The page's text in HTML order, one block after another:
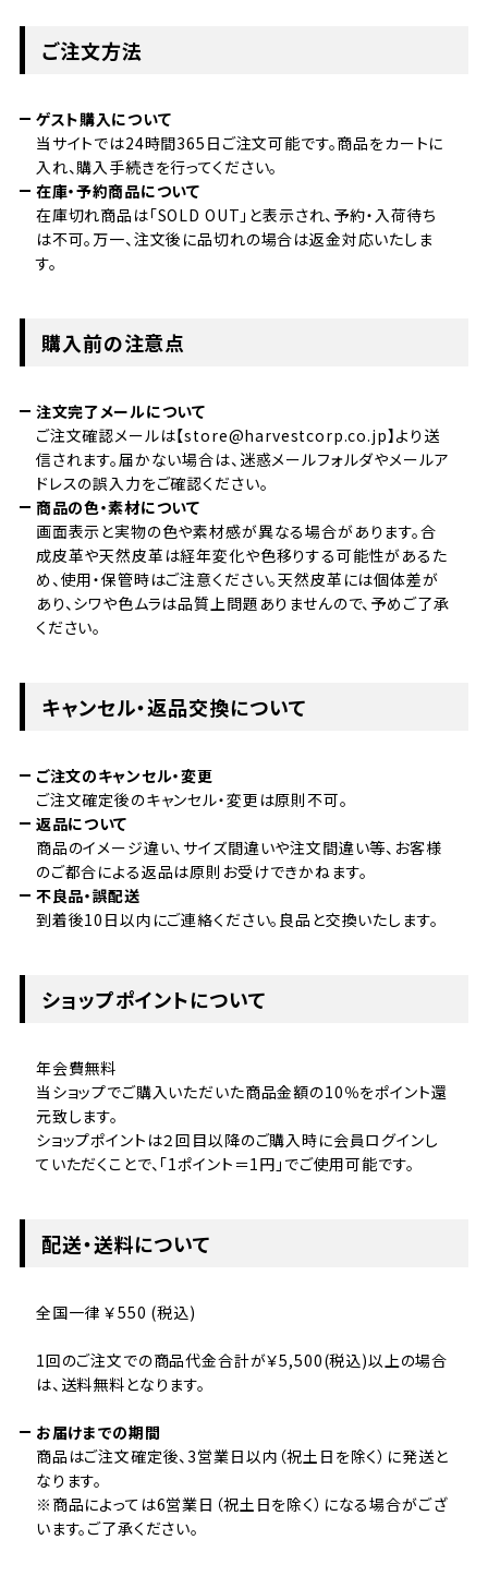
ご注文方法
ゲスト購入について
当サイトでは24時間365日ご注文可能です。商品をカートに
入れ、購入手続きを行ってください。
在庫・予約商品について
在庫切れ商品は「SOLD OUT」と表示され、予約・入荷待ち
は不可。万一、注文後に品切れの場合は返金対応いたしま
す。
購入前の注意点
注文完了メールについて
ご注文確認メールは【store@harvestcorp.co.jp】より送
信されます。届かない場合は、迷惑メールフォルダやメールア
ドレスの誤入力をご確認ください。
商品の色・素材について
画面表示と実物の色や素材感が異なる場合があります。合
成皮革や天然皮革は経年変化や色移りする可能性があるた
め、使用・保管時はご注意ください。天然皮革には個体差が
あり、シワや色ムラは品質上問題ありませんので、予めご了承
ください。
キャンセル・返品交換について
ご注文のキャンセル・変更
ご注文確定後のキャンセル・変更は原則不可。
返品について
商品のイメージ違い、サイズ間違いや注文間違い等、お客様
のご都合による返品は原則お受けできかねます。
不良品・誤配送
到着後10日以内にご連絡ください。良品と交換いたします。
ショップポイントについて
年会費無料
当ショップでご購入いただいた商品金額の10％をポイント還
元致します。
ショップポイントは２回目以降のご購入時に会員ログインし
ていただくことで、「1ポイント＝1円」でご使用可能です。
配送・送料について
全国一律 ￥550 (税込)
1回のご注文での商品代金合計が￥5,500(税込)以上の場合
は、送料無料となります。
お届けまでの期間
商品はご注文確定後、3営業日以内（祝土日を除く）に発送と
なります。
※商品によっては6営業日（祝土日を除く）になる場合がござ
います。ご了承ください。